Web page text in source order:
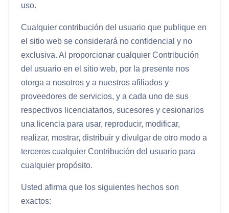
uso.
Cualquier contribución del usuario que publique en
el sitio web se considerará no confidencial y no
exclusiva. Al proporcionar cualquier Contribución
del usuario en el sitio web, por la presente nos
otorga a nosotros y a nuestros afiliados y
proveedores de servicios, y a cada uno de sus
respectivos licenciatarios, sucesores y cesionarios
una licencia para usar, reproducir, modificar,
realizar, mostrar, distribuir y divulgar de otro modo a
terceros cualquier Contribución del usuario para
cualquier propósito.
Usted afirma que los siguientes hechos son
exactos: